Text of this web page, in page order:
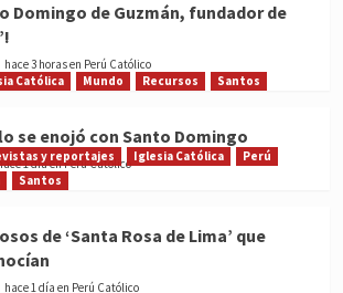
Domingo de Guzmán, fundador de
hace 3 horas en Perú Católico
Católica Mundo Recursos Santos
se enojó con Santo Domingo
1 día en Perú Católico
y reportajes Iglesia Católica
Perú
Santos
de ‘Santa Rosa de Lima’ que
hace 1 día en Perú Católico